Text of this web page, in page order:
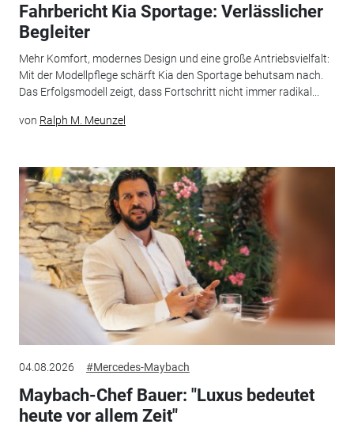
Fahrbericht Kia Sportage: Verlässlicher
Begleiter
Mehr Komfort, modernes Design und eine große Antriebsvielfalt:
Mit der Modellpflege schärft Kia den Sportage behutsam nach.
Das Erfolgsmodell zeigt, dass Fortschritt nicht immer radikal...
von Ralph M. Meunzel
04.08.2026 #Mercedes-Maybach
Maybach-Chef Bauer: "Luxus bedeutet
heute vor allem Zeit"